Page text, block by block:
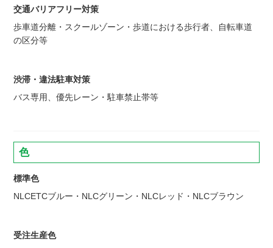
交通バリアフリー対策
歩車道分離・スクールゾーン・歩道における歩行者、自転車道
の区分等
渋滞・違法駐車対策
バス専用、優先レーン・駐車禁止帯等
色
標準色
NLCETCブルー・NLCグリーン・NLCレッド・NLCブラウン
受注生産色